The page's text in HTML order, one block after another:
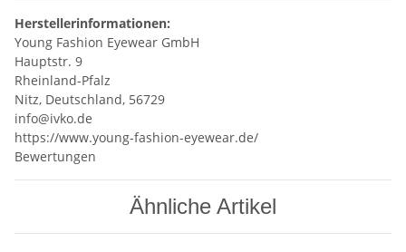
Herstellerinformationen:
Young Fashion Eyewear GmbH
Hauptstr. 9
Rheinland-Pfalz
Nitz, Deutschland, 56729
info@ivko.de
https://www.young-fashion-eyewear.de/
Bewertungen
Ähnliche Artikel